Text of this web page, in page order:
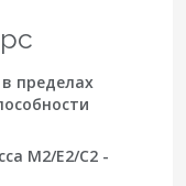
пределах
M2/E2/C2 -